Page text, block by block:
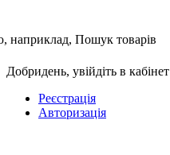
наприклад, Пошук товарів
Добридень, увійдіть в кабінет
Реєстрація
Авторизація